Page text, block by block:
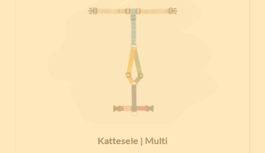
Kattesele | Multi